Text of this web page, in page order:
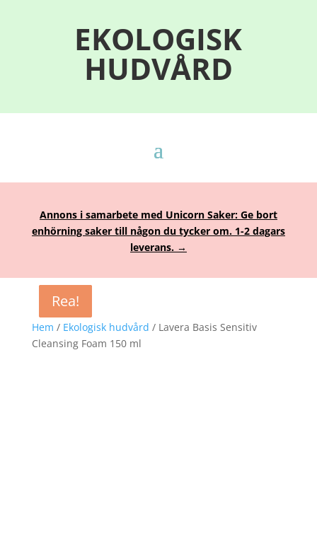
EKOLOGISK
HUDVÅRD
Annons i samarbete med Unicorn Saker: Ge bort
enhörning saker till någon du tycker om. 1-2 dagars
leverans. →
Hem / Ekologisk hudvård / Lavera Basis Sensitiv
Cleansing Foam 150 ml
Rea!
Rea!
Rea!
Rea!